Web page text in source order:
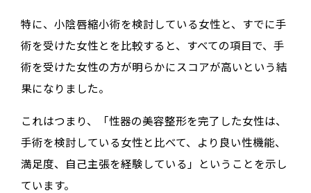
特に、小陰唇縮小術を検討している女性と、すでに手
術を受けた女性とを比較すると、すべての項目で、手
術を受けた女性の方が明らかにスコアが高いという結
果になりました。
これはつまり、「性器の美容整形を完了した女性は、
手術を検討している女性と比べて、より良い性機能、
満足度、自己主張を経験している 」ということを示し
ています。